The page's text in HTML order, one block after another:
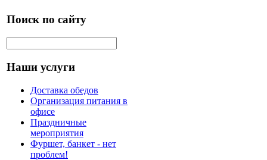
Поиск по сайту
Наши услуги
Доставка обедов
Организация питания в
офисе
Праздничные
мероприятия
Фуршет, банкет - нет
проблем!